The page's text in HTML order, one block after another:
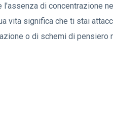
di concentrazione
vita significa che ti stai
o di schemi di pensiero